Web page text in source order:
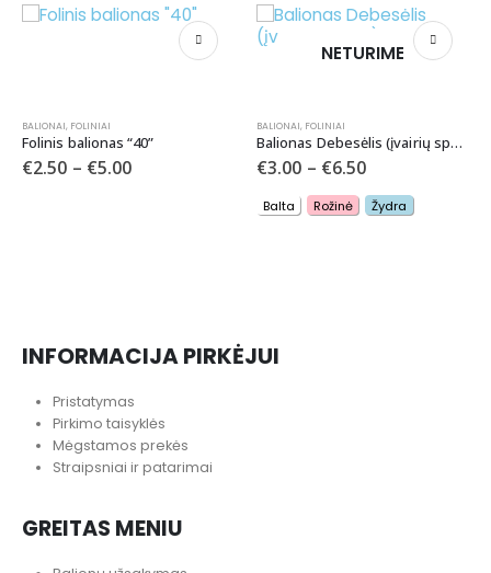
NETURIME
BALIONAI
Balionas Debesėlis (įvairių spalvų)
€3.00
INFORMACIJA PIRKĖJUI
Pristatymas
Pirkimo taisyklės
Mėgstamos prekės